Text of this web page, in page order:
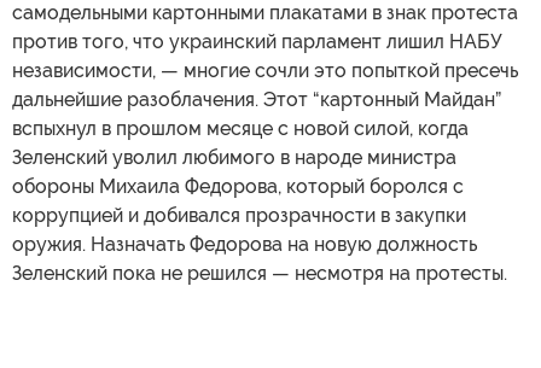
самодельными картонными плакатами в знак протеста
против того, что украинский парламент лишил НАБУ
независимости, — многие сочли это попыткой пресечь
дальнейшие разоблачения. Этот “картонный Майдан”
вспыхнул в прошлом месяце с новой силой, когда
Зеленский уволил любимого в народе министра
обороны Михаила Федорова, который боролся с
коррупцией и добивался прозрачности в закупки
оружия. Назначать Федорова на новую должность
Зеленский пока не решился — несмотря на протесты.